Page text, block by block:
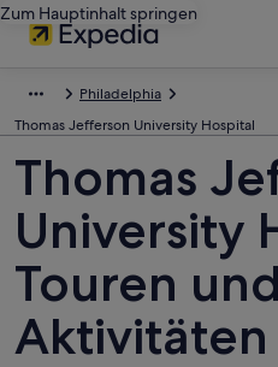
Zum Hauptinhalt springen
Philadelphia
Thomas Jefferson University Hospital
Thomas
University
Touren und
Aktivitäten